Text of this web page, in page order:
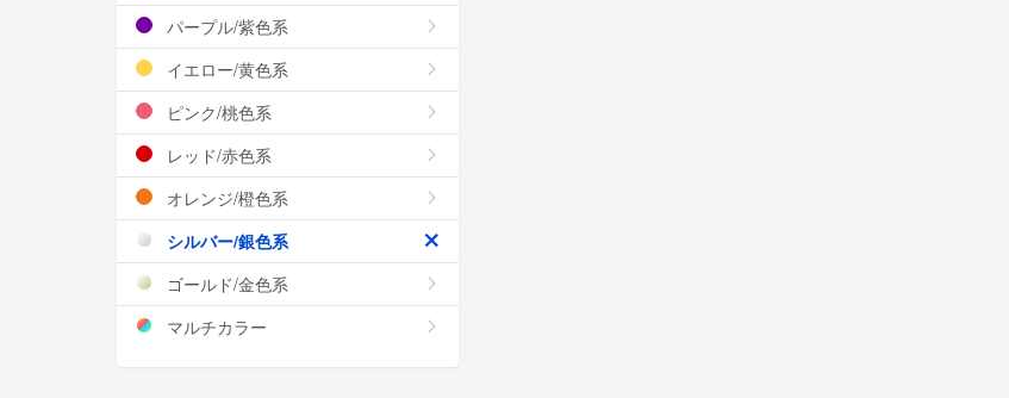
パープル/紫色系
イエロー/黄色系
ピンク/桃色系
レッド/赤色系
オレンジ/橙色系
シルバー/銀色系
ゴールド/金色系
マルチカラー